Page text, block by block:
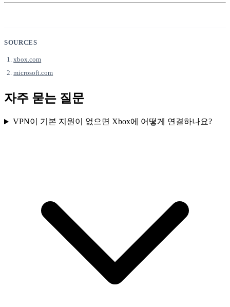
SOURCES
xbox.com
microsoft.com
자주 묻는 질문
VPN이 기본 지원이 없으면 Xbox에 어떻게 연결하나요?